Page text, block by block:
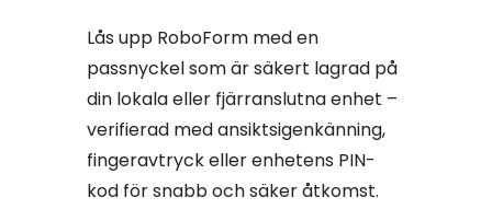
Lås upp RoboForm med en
passnyckel som är säkert lagrad på
din lokala eller fjärranslutna enhet –
verifierad med ansiktsigenkänning,
fingeravtryck eller enhetens PIN-
kod för snabb och säker åtkomst.